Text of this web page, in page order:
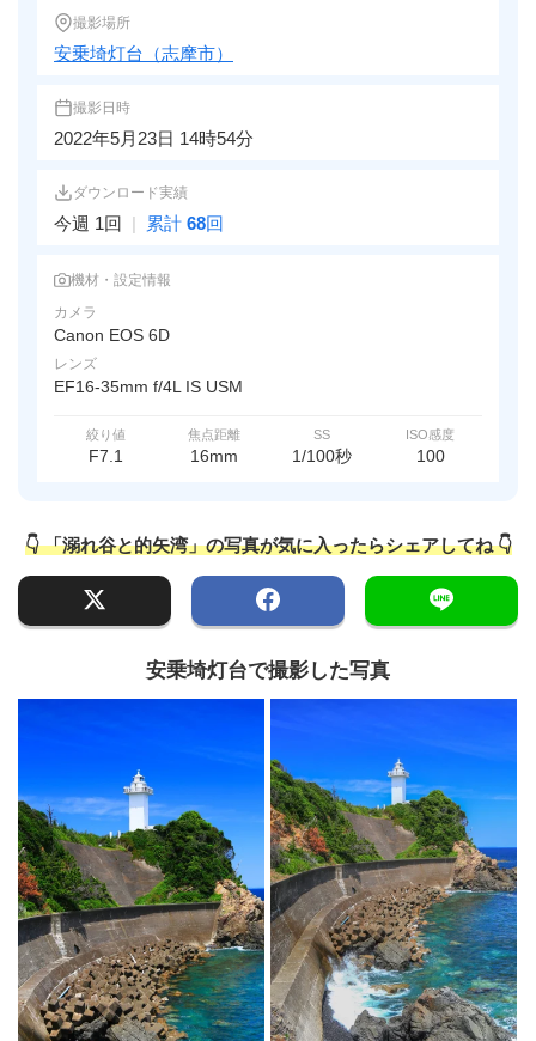
撮影場所
安乗埼灯台（志摩市）
撮影日時
2022年5月23日 14時54分
ダウンロード実績
今週 1回 | 累計 68回
機材・設定情報
カメラ
Canon EOS 6D
レンズ
EF16-35mm f/4L IS USM
絞り値
F7.1
焦点距離
16mm
SS
1/100秒
ISO感度
100
👇 「溺れ谷と的矢湾」の写真が気に入ったらシェアしてね 👇
安乗埼灯台で撮影した写真